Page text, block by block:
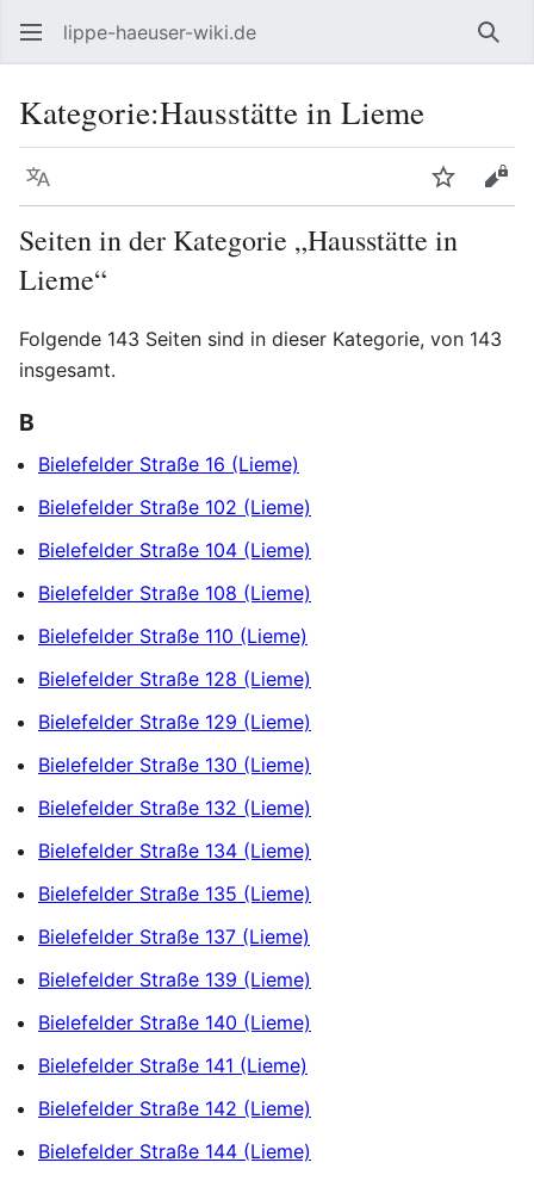
lippe-haeuser-wiki.de
Kategorie:Hausstätte in Lieme
Sprache
Seiten in der Kategorie „Hausstätte in
Lieme“
Folgende 143 Seiten sind in dieser Kategorie, von 143
insgesamt.
B
Bielefelder Straße 16 (Lieme)
Bielefelder Straße 102 (Lieme)
Bielefelder Straße 104 (Lieme)
Bielefelder Straße 108 (Lieme)
Bielefelder Straße 110 (Lieme)
Bielefelder Straße 128 (Lieme)
Bielefelder Straße 129 (Lieme)
Bielefelder Straße 130 (Lieme)
Bielefelder Straße 132 (Lieme)
Bielefelder Straße 134 (Lieme)
Bielefelder Straße 135 (Lieme)
Bielefelder Straße 137 (Lieme)
Bielefelder Straße 139 (Lieme)
Bielefelder Straße 140 (Lieme)
Bielefelder Straße 141 (Lieme)
Bielefelder Straße 142 (Lieme)
Bielefelder Straße 144 (Lieme)